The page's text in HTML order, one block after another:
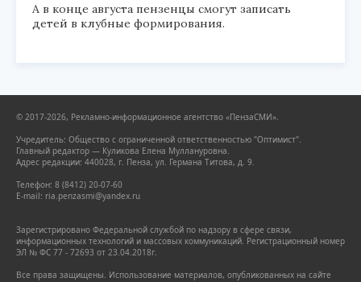
А в конце августа пензенцы смогут записать
детей в клубные формирования.
© 2017-2026, Рекламно-информационное агентство «ПензаСМИ».
Учредитель: Общество с ограниченной ответственностью "Оптимист".
Главный редактор — Куликова Елена Муллануровна.
Адрес редакции: 440028, г. Пенза, ул. Германа Титова, д. 9.
Телефон: 8 (8412) 20-07-60
E-mail: ria.penzasmi@yandex.ru
Зарегистрировано Федеральной службой по надзору в сфере связи,
информационных технологий и массовых коммуникаций. Регистрационный номер
ЭЛ № ФС 77 - 72693 от 23.04.2018г.
Все права защищены. Использование материалов, опубликованных на сайте